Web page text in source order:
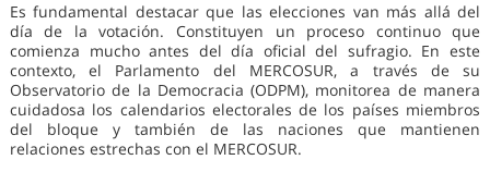
Es fundamental destacar que las elecciones van más allá del
día de la votación. Constituyen un proceso continuo que
comienza mucho antes del día oficial del sufragio. En este
contexto, el Parlamento del MERCOSUR, a través de su
Observatorio de la Democracia (ODPM), monitorea de manera
cuidadosa los calendarios electorales de los países miembros
del bloque y también de las naciones que mantienen
relaciones estrechas con el MERCOSUR.